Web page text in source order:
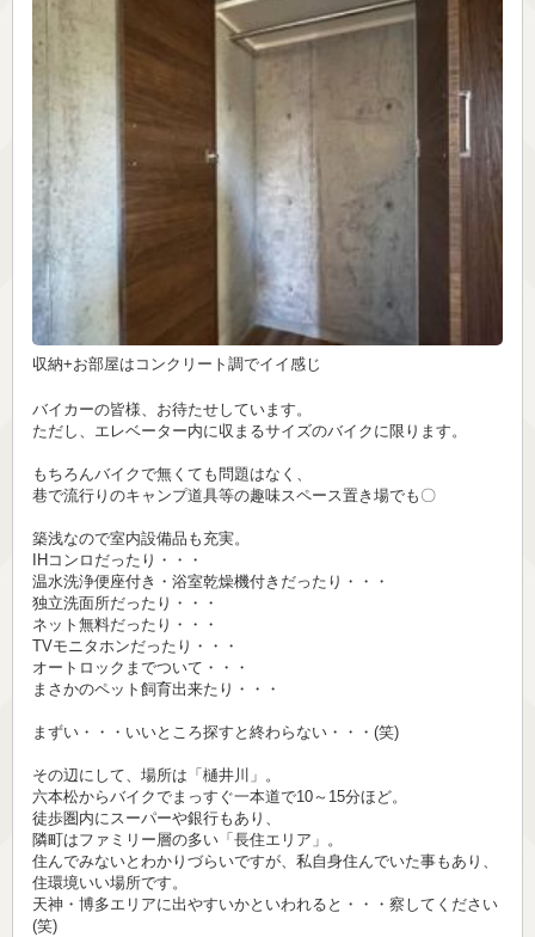
バイカーの皆様、お待たせしています。
ただし、エレベーター内に収まるサイズのバイクに限ります。
もちろんバイクで無くても問題はなく、
巷で流行りのキャンプ道具等の趣味スペース置き場でも〇
築浅なので室内設備品も充実。
IHコンロだったり・・・
温水洗浄便座付き・浴室乾燥機付きだったり・・・
独立洗面所だったり・・・
ネット無料だったり・・・
TVモニタホンだったり・・・
オートロックまでついて・・・
まさかのペット飼育出来たり・・・
まずい・・・いいところ探すと終わらない・・・(笑)
その辺にして、場所は「樋井川」。
六本松からバイクでまっすぐ一本道で10～15分ほど。
徒歩圏内にスーパーや銀行もあり、
隣町はファミリー層の多い「長住エリア」。
住んでみないとわかりづらいですが、私自身住んでいた事もあり、
住環境いい場所です。
天神・博多エリアに出やすいかといわれると・・・察してください
(笑)
収納+お部屋はコンクリート調でイイ感じ